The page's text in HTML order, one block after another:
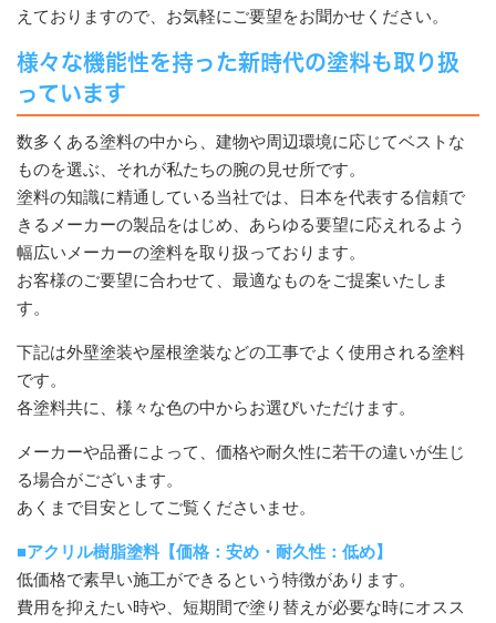
えておりますので、お気軽にご要望をお聞かせください。
様々な機能性を持った新時代の塗料も取り扱
っています
数多くある塗料の中から、建物や周辺環境に応じてベストな
ものを選ぶ、それが私たちの腕の見せ所です。
塗料の知識に精通している当社では、日本を代表する信頼で
きるメーカーの製品をはじめ、あらゆる要望に応えれるよう
幅広いメーカーの塗料を取り扱っております。
お客様のご要望に合わせて、最適なものをご提案いたしま
す。
下記は外壁塗装や屋根塗装などの工事でよく使用される塗料
です。
各塗料共に、様々な色の中からお選びいただけます。
メーカーや品番によって、価格や耐久性に若干の違いが生じ
る場合がございます。
あくまで目安としてご覧くださいませ。
■アクリル樹脂塗料【価格：安め・耐久性：低め】
低価格で素早い施工ができるという特徴があります。
費用を抑えたい時や、短期間で塗り替えが必要な時にオスス